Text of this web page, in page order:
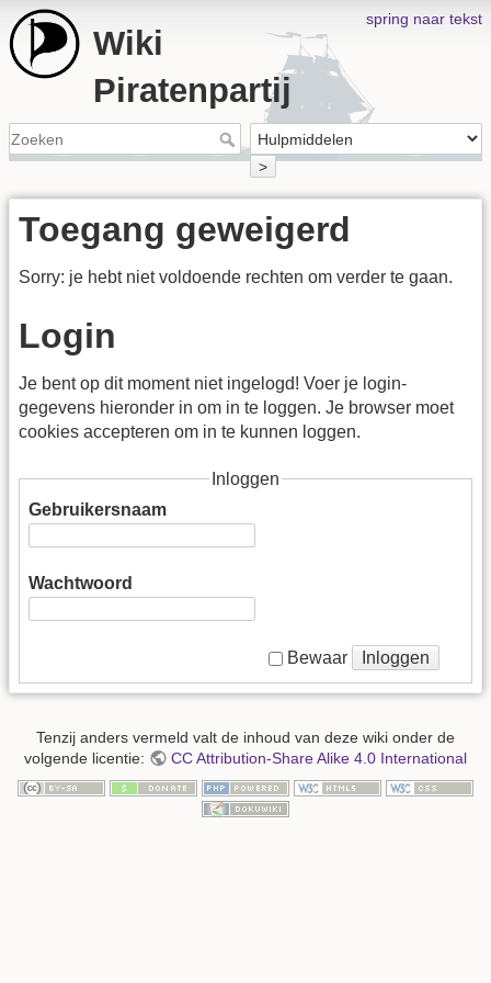
spring naar tekst
Wiki
Piratenpartij
>
Toegang geweigerd
Sorry: je hebt niet voldoende rechten om verder te gaan.
Login
Je bent op dit moment niet ingelogd! Voer je login-
gegevens hieronder in om in te loggen. Je browser moet
cookies accepteren om in te kunnen loggen.
Inloggen
Gebruikersnaam
Wachtwoord
Bewaar Inloggen
Tenzij anders vermeld valt de inhoud van deze wiki onder de
volgende licentie:
CC Attribution-Share Alike 4.0 International